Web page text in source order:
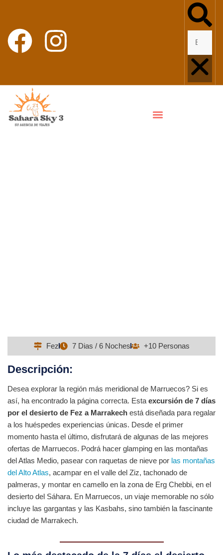
Fez 7 Dias / 6 Noches +10 Personas
Descripción:
Desea explorar la región más meridional de Marruecos? Si es
así, ha encontrado la página correcta. Esta excursión de 7 días
por el desierto de Fez a Marrakech está diseñada para regalar
a los huéspedes experiencias únicas. Desde el primer
momento hasta el último, disfrutará de algunas de las mejores
ofertas de Marruecos. Podrá hacer glamping en las montañas
del Atlas Medio, pasear con raquetas de nieve por las montañas
del Alto Atlas, acampar en el valle del Ziz, tachonado de
palmeras, y montar en camello en la zona de Erg Chebbi, en el
desierto del Sáhara. En Marruecos, un viaje memorable no sólo
incluye las gargantas y las Kasbahs, sino también la fascinante
ciudad de Marrakech.